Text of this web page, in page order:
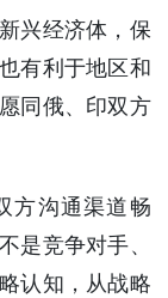
兴经济体，保
有利于地区和
同俄、印双方
方沟通渠道畅
是竞争对手、
认知，从战略